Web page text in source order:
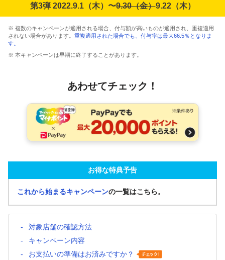
第3弾 2022.9.1（木）〜9.30（金）9.22（木）
※ 複数のキャンペーンが適用される場合、付与額が高いものが適用され、重複適用
されない場合があります。 重複適用された場合でも、付与率は最大66.5％となりま
す。
※ 本キャンペーンは早期に終了することがあります。
あわせてチェック！
お得な特典予告
これから始まるキャンペーンの一覧はこちら。
対象店舗の確認方法
キャンペーン内容
お支払いの準備はお済みですか？